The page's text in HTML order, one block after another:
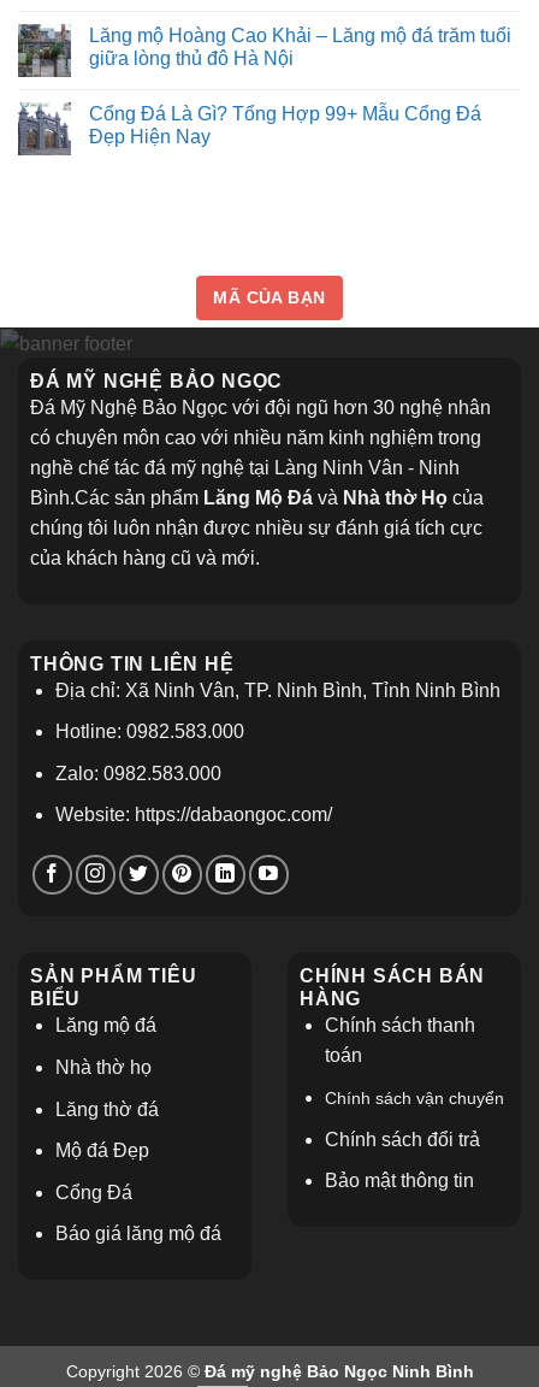
Đọc
kỹ
để
sai
Lạng
Sơn
Đẹp,
Tín⭐️✔️
vẻ
đẹp
và
tôn
nghiêm
của
Lăng mộ Hoàng Cao Khải – Lăng mộ đá trăm tuổi
giữa lòng thủ đô Hà Nội
bình
luận
ở
giữa
lòng
đô
Nội
Cổng Đá Là Gì? Tổng Hợp 99+ Mẫu Cổng Đá
Đẹp Hiện Nay
99+
Mẫu
Đá
Hiện
Nay
MÃ CỦA BẠN
ĐÁ MỸ NGHỆ BẢO NGỌC
Đá Mỹ Nghệ Bảo Ngọc với đội ngũ hơn 30 nghệ nhân
có chuyên môn cao với nhiều năm kinh nghiệm trong
nghề chế tác đá mỹ nghệ tại Làng Ninh Vân - Ninh
Bình.Các sản phẩm Lăng Mộ Đá và Nhà thờ Họ của
chúng tôi luôn nhận được nhiều sự đánh giá tích cực
của khách hàng cũ và mới.
THÔNG TIN LIÊN HỆ
Địa chỉ: Xã Ninh Vân, TP. Ninh Bình, Tỉnh Ninh Bình
Hotline: 0982.583.000
Zalo: 0982.583.000
Website: https://dabaongoc.com/
SẢN PHẨM TIÊU
BIỂU
Lăng mộ đá
Nhà thờ họ
Lăng thờ đá
Mộ đá Đẹp
Cổng Đá
Báo giá lăng mộ đá
CHÍNH SÁCH BÁN
HÀNG
Chính sách thanh
toán
Chính sách vận chuyển
Chính sách đổi trả
Bảo mật thông tin
Copyright 2026 © Đá mỹ nghệ Bảo Ngọc Ninh Bình